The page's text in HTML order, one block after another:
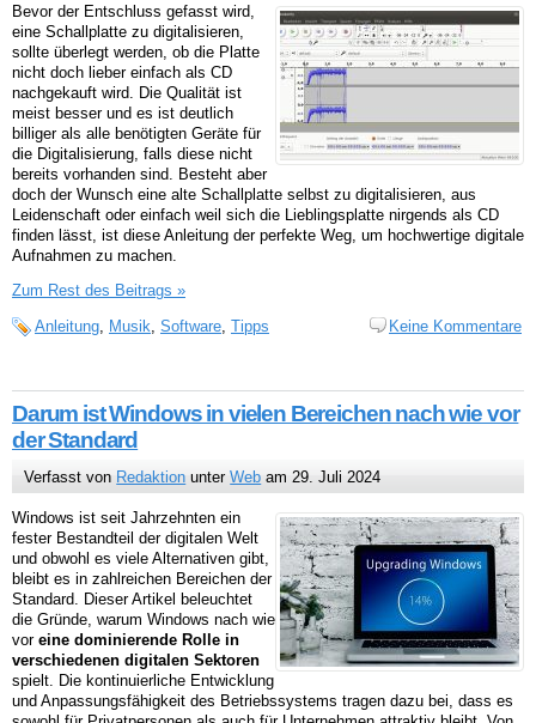
Bevor der Entschluss gefasst wird,
eine Schallplatte zu digitalisieren,
sollte überlegt werden, ob die Platte
nicht doch lieber einfach als CD
nachgekauft wird. Die Qualität ist
meist besser und es ist deutlich
billiger als alle benötigten Geräte für
die Digitalisierung, falls diese nicht
bereits vorhanden sind. Besteht aber
doch der Wunsch eine alte Schallplatte selbst zu digitalisieren, aus
Leidenschaft oder einfach weil sich die Lieblingsplatte nirgends als CD
finden lässt, ist diese Anleitung der perfekte Weg, um hochwertige digitale
Aufnahmen zu machen.
Zum Rest des Beitrags »
Anleitung, Musik, Software, Tipps Keine Kommentare
Darum ist Windows in vielen Bereichen nach wie vor
der Standard
Verfasst von Redaktion unterWeb am 29. Juli 2024
Windows ist seit Jahrzehnten ein
fester Bestandteil der digitalen Welt
und obwohl es viele Alternativen gibt,
bleibt es in zahlreichen Bereichen der
Standard. Dieser Artikel beleuchtet
die Gründe, warum Windows nach wie
vor eine dominierende Rolle in
verschiedenen digitalen Sektoren
spielt. Die kontinuierliche Entwicklung
und Anpassungsfähigkeit des Betriebssystems tragen dazu bei, dass es